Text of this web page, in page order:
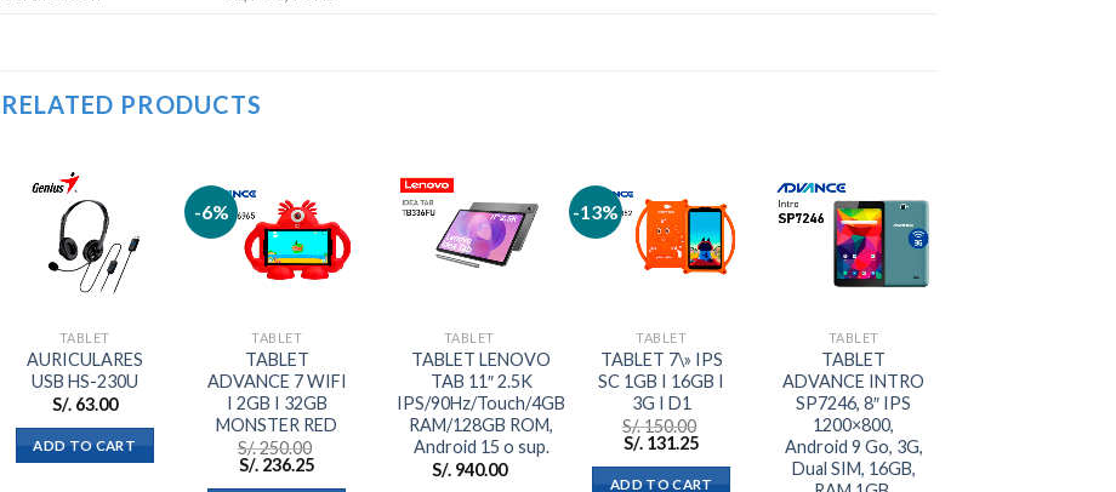
RELATED PRODUCTS
Añadir
a la
lista de
TABLET
AURICULARES
USB HS-230U
S/.63.00
ADD TO CART
-6%
Añadir
a la
TABLET
TABLET
ADVANCE 7 WIFI
I 2GB I 32GB
MONSTER RED
S/.250.00
S/. 236.25
Añadir
TABLET
TABLET LENOVO
TAB 11″ 2.5K
IPS/90Hz/Touch/4GB
RAM/128GB ROM,
Android 15 o sup.
S/.940.00
-13%
Añadir
a la
TABLET
TABLET 7\» IPS
SC 1GB I 16GB I
3G I D1
S/.150.00
S/. 131.25
ADD TO CART
Añadir
lista de
TABLET
TABLET
ADVANCE INTRO
SP7246, 8″ IPS
1200×800,
Android 9 Go, 3G,
Dual SIM, 16GB,